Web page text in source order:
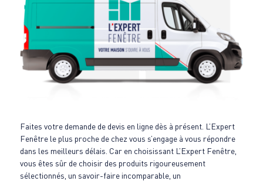
Faites votre demande de devis en ligne dès à présent. L’Expert
Fenêtre le plus proche de chez vous s’engage à vous répondre
dans les meilleurs délais. Car en choisissant L’Expert Fenêtre,
vous êtes sûr de choisir des produits rigoureusement
sélectionnés, un savoir-faire incomparable, un